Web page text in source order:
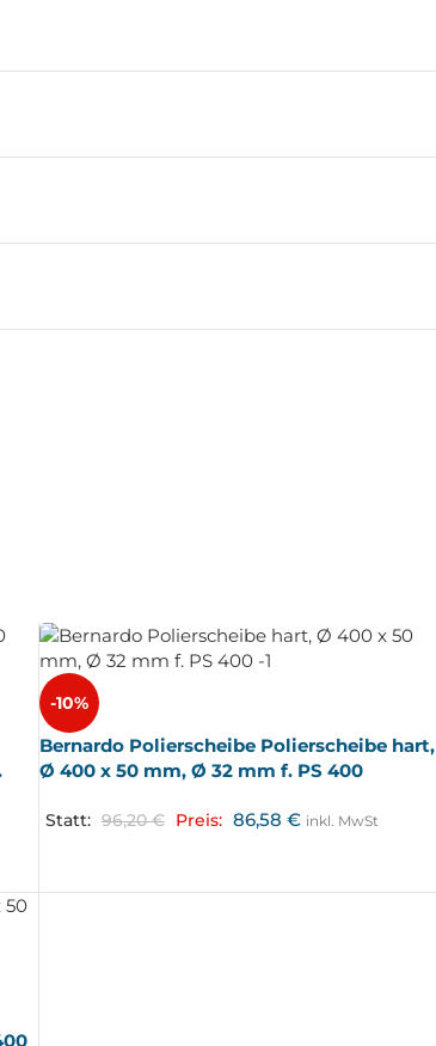
-10%
Bernardo Polierscheibe Polierscheibe hart,
Ø 400 x 50 mm, Ø 32 mm f. PS 400
Statt: 96,20€ Preis: 86,58 € inkl. MwSt